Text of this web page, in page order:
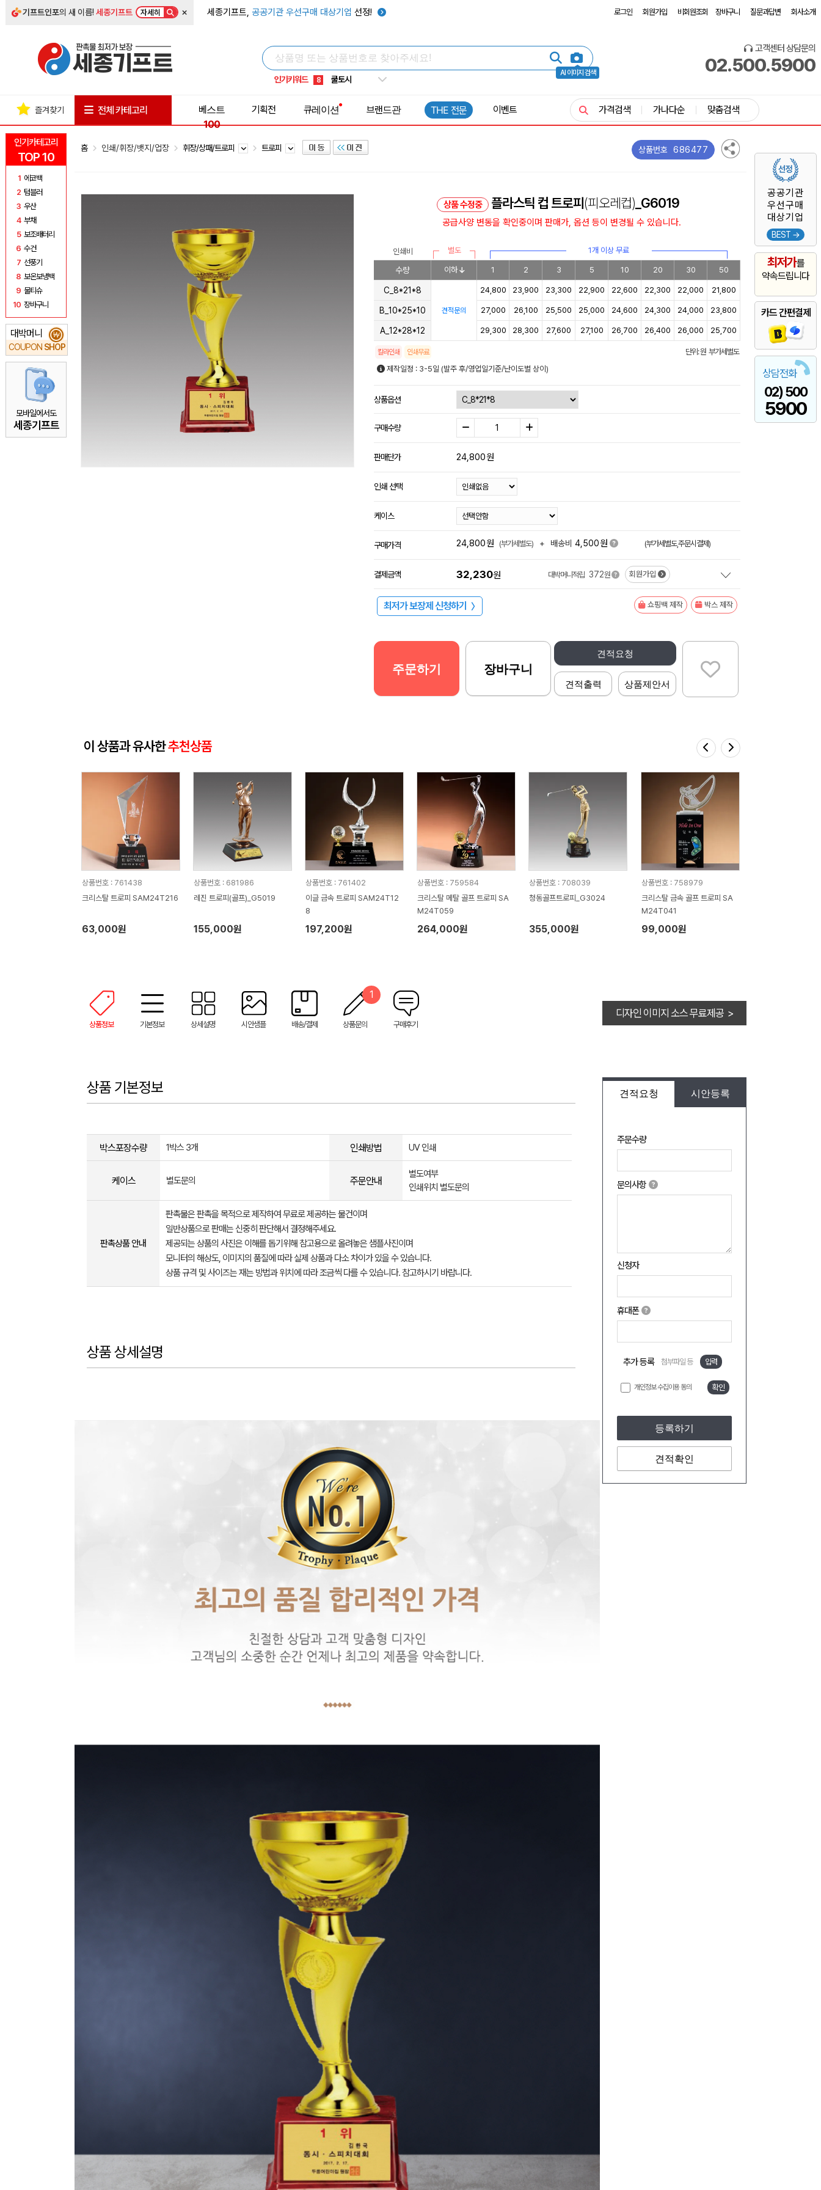
기프트인포의 새 이름!세종기프트 자세히 × 세종기프트, 공공기관 우선구매 대상기업 선정! 로그인 회원가입 비회원조회 장바구니 질문과답변 회사소개
AI 이미지 검색
인기키워드
5 키캡
8 쿨토시
9 넥쿨러
1 선풍기
고객센터 상담문의
02.500.5900
인기카테고리
TOP 10
1 에코백
2 텀블러
3 우산
4 부채
5 보조배터리
6 수건
7 선풍기
8 보온보냉백
9 물티슈
10 장바구니
대박머니
COUPON SHOP
₩
모바일에서도
세종기프트
공공기관
우선구매
대상기업
BEST →
최저가를
약속드립니다
카드 간편결제
상담전화
02) 500
5900
즐겨찾기 전체 카테고리
베스트
100
기획전 큐레이션 브랜드관 THE 전문 이벤트 가격검색 가나다순 맞춤검색
홈 인쇄/휘장/뱃지/업장 휘장/상패/트로피 트로피 상품번호 686477
상품 수정중 플라스틱 컵 트로피(피오레컵) _G6019
공급사양 변동을 확인중이며 판매가, 옵션 등이 변경될 수 있습니다.
인쇄비 별도 1개 이상 무료
수량 이하 1 2 3 5 10 20 30 50
C_8*21*8
견적문의
24,800 23,900 23,300 22,900 22,600 22,300 22,000 21,800
B_10*25*10 27,000 26,100 25,500 25,000 24,600 24,300 24,000 23,800
A_12*28*12 29,300 28,300 27,600 27,100 26,700 26,400 26,000 25,700
칼라인쇄 인쇄무료
단위: 원 부가세별도
제작일정 : 3-5일 (발주 후/영업일기준/난이도별 상이)
상품옵션
구매수량
판매단가 24,800원
인쇄 선택
케이스
구매가격 24,800원 (부가세별도) + 배송비 4,500원 (부가세별도,주문시결제)
결제금액 32,230원 대박머니적립 372원 회원가입
최저가 보장제 신청하기 〉 쇼핑백 제작 박스 제작
견적요청
견적출력 상품제안서
주문하기 장바구니
이 상품과 유사한추천상품
상품번호 : 761438
크리스탈 트로피 SAM24T216
63,000원
상품번호 : 681986
레진 트로피(골프)_G5019
155,000원
상품번호 : 761402
이글 금속 트로피 SAM24T12
8
197,200원
상품번호 : 759584
크리스탈 메탈 골프 트로피 SA
M24T059
264,000원
상품번호 : 708039
청동골프트로피_G3024
355,000원
상품번호 : 758979
크리스탈 금속 골프 트로피 SA
M24T041
99,000원
상품정보 기본정보 상세설명 시안샘플 배송/결제 상품문의
1
구매후기
디자인 이미지 소스 무료제공 >
견적요청 시안등록
주문수량
문의사항
신청자
휴대폰
추가 등록 첨부파일 등 입력
개인정보 수집이용 동의 확인
등록하기
견적확인
상품 기본정보
박스포장수량 1박스 3개 인쇄방법 UV 인쇄
케이스 별도문의 주문안내
별도여부
인쇄위치 별도문의
판촉상품 안내
판촉물은 판촉을 목적으로 제작하여 무료로 제공하는 물건이며
일반상품으로 판매는 신중히 판단해서 결정해주세요.
제공되는 상품의 사진은 이해를 돕기위해 참고용으로 올려놓은 샘플사진이며
모니터의 해상도, 이미지의 품질에 따라 실제 상품과 다소 차이가 있을 수 있습니다.
상품 규격 및 사이즈는 재는 방법과 위치에 따라 조금씩 다를 수 있습니다. 참고하시기 바랍니다.
상품 상세설명